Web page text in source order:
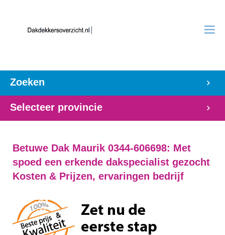
Zoeken
Selecteer provincie
Betuwe Dak Maurik 0344-606698: Met
spoed een erkende dakspecialist gezocht
Kosten & Prijzen, ervaringen bedrijf